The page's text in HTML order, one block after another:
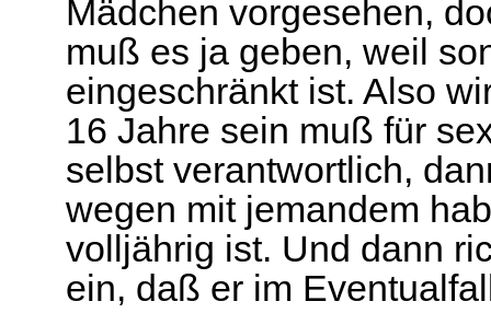
Mädchen vorgesehen,
muß es ja geben, weil
eingeschränkt ist. Also
16 Jahre sein muß für
selbst verantwortlich,
wegen mit jemandem
volljährig ist. Und dann
ein, daß er im